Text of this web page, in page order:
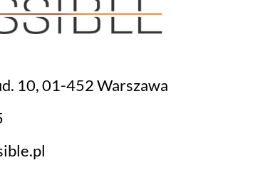
10, 01-452 Warszawa